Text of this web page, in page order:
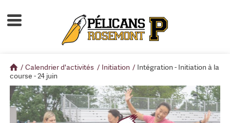
Accueil
Calendrier d'activités
Boutique
Devenir membre
/ Calendrier d'activités / Initiation / Intégration - Initiation à la
course - 24 juin